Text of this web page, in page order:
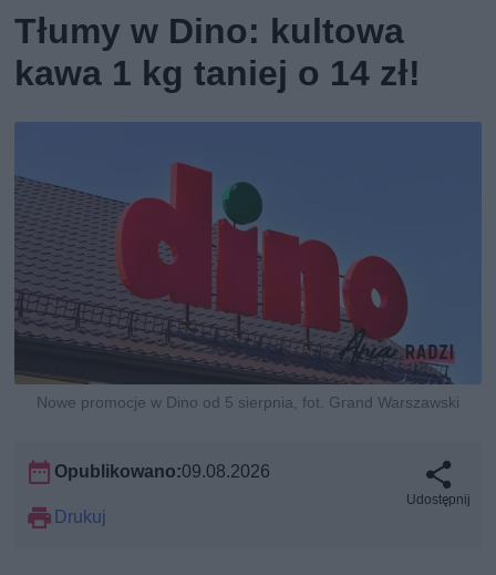
Tłumy w Dino: kultowa
kawa 1 kg taniej o 14 zł!
Nowe promocje w Dino od 5 sierpnia, fot. Grand Warszawski
Opublikowano:09.08.2026
Drukuj
Udostępnij